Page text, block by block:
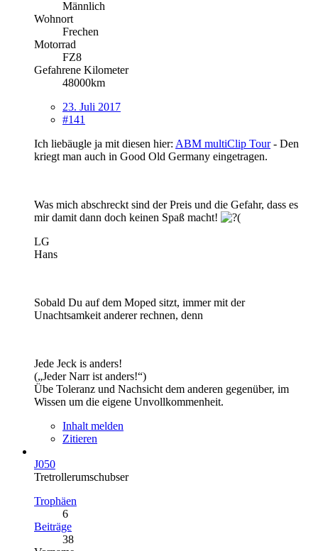
Männlich
Wohnort
Frechen
Motorrad
FZ8
Gefahrene Kilometer
48000km
23. Juli 2017
#141
Ich liebäugle ja mit diesen hier: ABM multiClip Tour- Den
kriegt man auch in Good Old Germany eingetragen.
Was mich abschreckt sind der Preis und die Gefahr, dass es
mir damit dann doch keinen Spaß macht!
LG
Hans
Sobald Du auf dem Moped sitzt, immer mit der
Unachtsamkeit anderer rechnen, denn
Jede Jeck is anders!
(„Jeder Narr ist anders!“)
Übe Toleranz und Nachsicht dem anderen gegenüber, im
Wissen um die eigene Unvollkommenheit.
Inhalt melden
Zitieren
J050
Tretrollerumschubser
Trophäen
6
Beiträge
38